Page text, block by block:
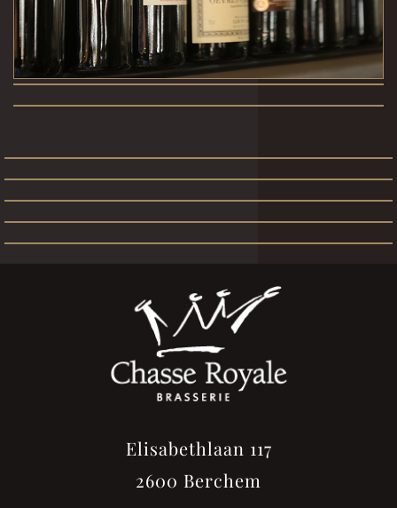
Elisabethlaan 117
2600 Berchem